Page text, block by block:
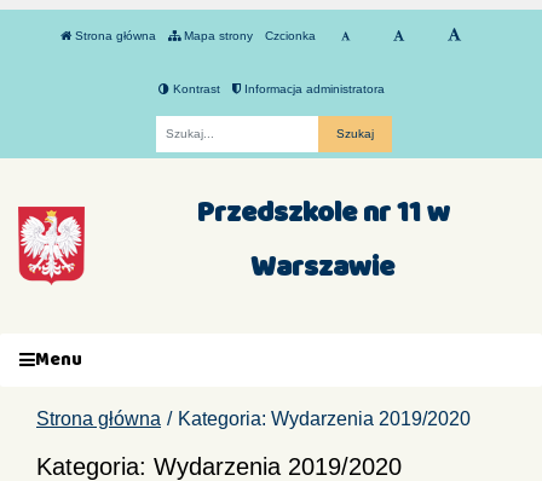
Strona główna Mapa strony Czcionka
Kontrast Informacja administratora
Przedszkole nr 11 w
Warszawie
Menu
Strona główna Kategoria: Wydarzenia 2019/2020
Kategoria: Wydarzenia 2019/2020